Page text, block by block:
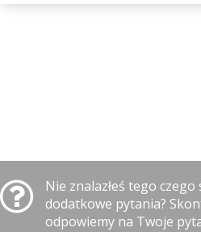
Nie znalazłeś tego
dodatkowe pytania?
odpowiemy na Twoje